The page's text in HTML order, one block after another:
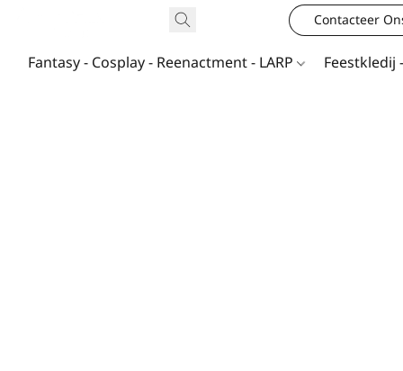
Contacteer
Fantasy - Cosplay - Reenactment - LARP Feestkledij